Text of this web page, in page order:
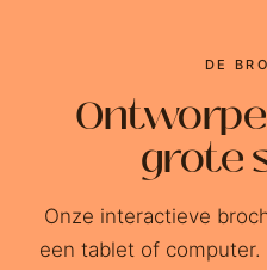
DE
grote
Onze interactieve
een tablet of